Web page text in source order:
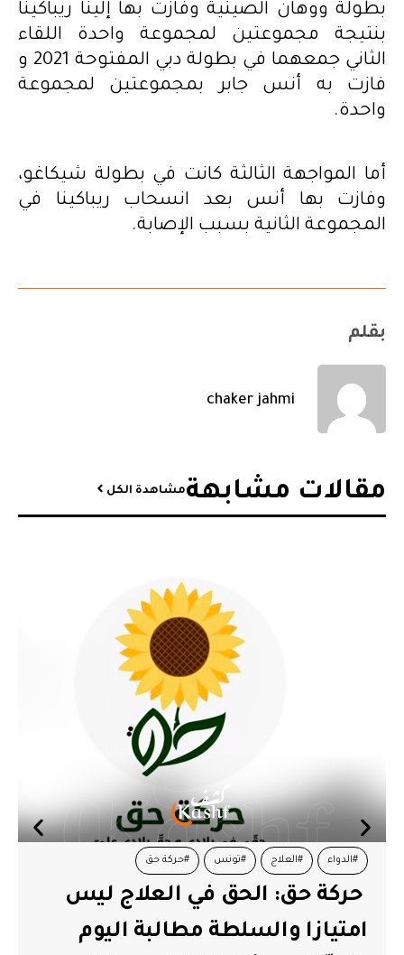
بطولة ووهان الصينية وفازت بها إلينا ريباكينا
بنتيجة مجموعتين لمجموعة واحدة اللقاء
الثاني جمعهما في بطولة دبي المفتوحة 2021 و
فازت به أنس جابر بمجموعتين لمجموعة
واحدة.
أما المواجهة الثالثة كانت في بطولة شيكاغو،
وفازت بها أنس بعد انسحاب ريباكينا في
المجموعة الثانية بسبب الإصابة.
بقلم
chaker jahmi
مقالات مشابهة​مشاهدة الكل
#العلاج #تونس #حركة حق
حق: الحق في العلاج ليس
والسلطة مطالبة اليوم